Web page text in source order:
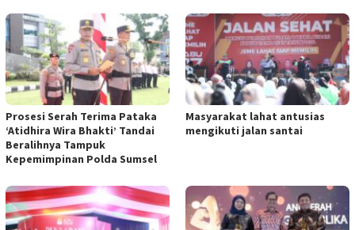
Prosesi Serah Terima Pataka
‘Atidhira Wira Bhakti’ Tandai
Beralihnya Tampuk
Kepemimpinan Polda Sumsel
Masyarakat lahat antusias
mengikuti jalan santai